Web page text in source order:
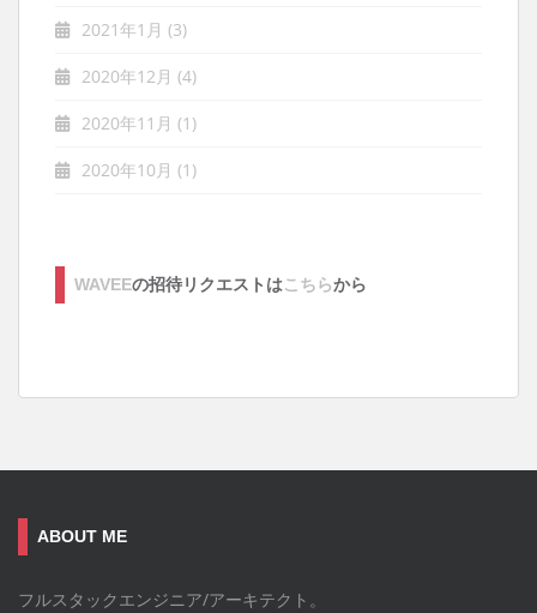
2021年1月 (3)
2020年12月 (4)
2020年11月 (1)
2020年10月 (1)
WAVEEの招待リクエストはこちらから
ABOUT ME
フルスタックエンジニア/アーキテクト。